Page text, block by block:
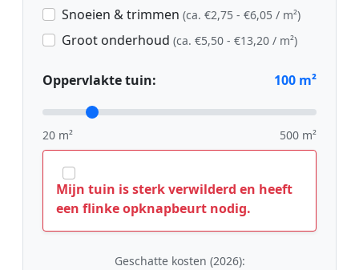
Snoeien & trimmen (ca. €2,75 - €6,05 / m²)
Groot onderhoud (ca. €5,50 - €13,20 / m²)
Oppervlakte tuin: 100 m²
20 m² 500 m²
Mijn tuin is sterk verwilderd en heeft
een flinke opknapbeurt nodig.
Geschatte kosten (2026):